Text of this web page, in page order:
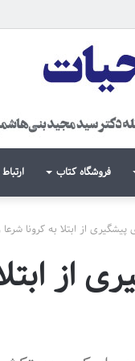
فروشگاه کتاب
از ابتلا به کرونا
از